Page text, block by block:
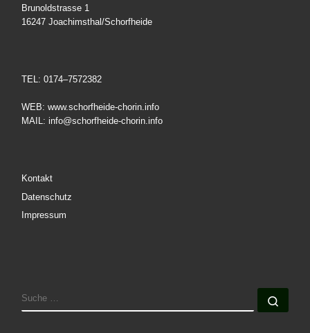
Brunoldstrasse 1
16247 Joachimsthal/Schorfheide
TEL: 0174–7572382
WEB: www.schorfheide-chorin.info
MAIL: info@schorfheide-chorin.info
Kontakt
Datenschutz
Impressum